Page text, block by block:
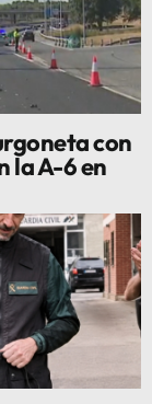
con
la A-6 en